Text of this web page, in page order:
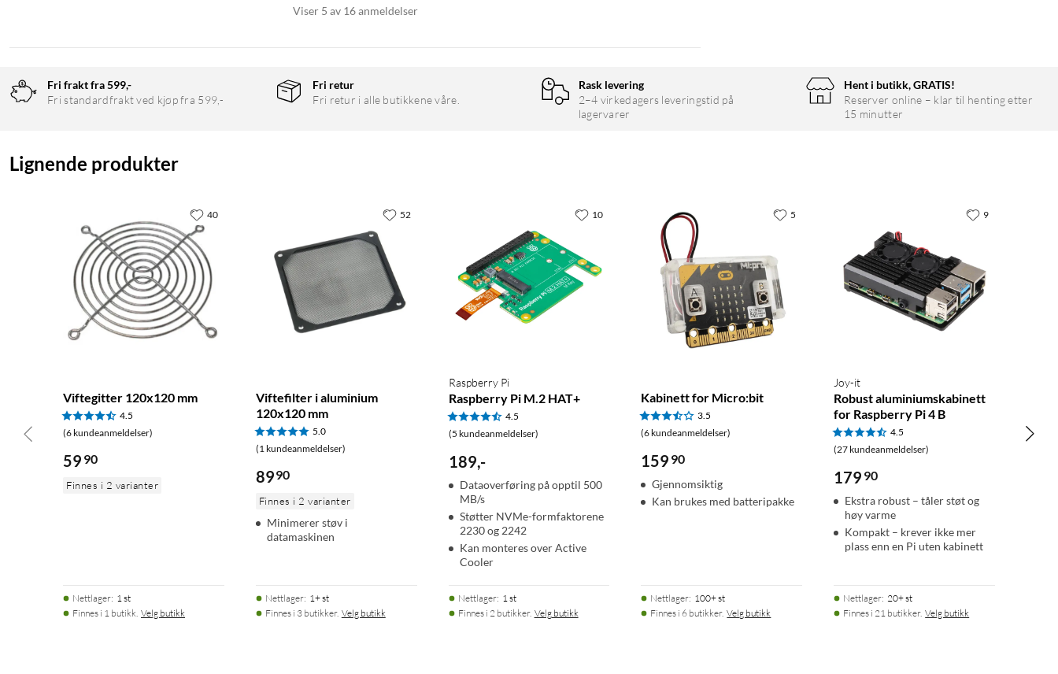
Viser 5 av 16 anmeldelser
Fri frakt fra 599,-
Fri standardfrakt ved kjøp fra 599,-
Fri retur
Fri retur i alle butikkene våre.
Rask levering
2–4 virkedagers leveringstid på
lagervarer
Hent i butikk, GRATIS!
Reserver online – klar til henting etter
15 minutter
Lignende produkter
Viftegitter 120x120 mm
4.5
(6 kundeanmeldelser)
59 90
Finnes i 2 varianter
Nettlager: 1 st
Finnes i 1 butikk. Velg butikk
40
Viftefilter i aluminium
120x120 mm
5.0
(1 kundeanmeldelser)
8990
Finnes i 2 varianter
Minimerer støv i
datamaskinen
Nettlager: 1+ st
Finnes i 3 butikker. Velg butikk
52
Raspberry Pi
Raspberry Pi M.2 HAT+
4.5
(5 kundeanmeldelser)
189,-
Dataoverføring på opptil 500
MB/s
Støtter NVMe-formfaktorene
2230 og 2242
Kan monteres over Active
Cooler
Nettlager: 1 st
Finnes i 2 butikker. Velg butikk
10
Kabinett for Micro:bit
3.5
(6 kundeanmeldelser)
159 90
Gjennomsiktig
Kan brukes med batteripakke
Nettlager: 100+ st
Finnes i 6 butikker. Velg butikk
5
Joy-it
Robust aluminiumskabinett
for Raspberry Pi 4 B
4.5
(27 kundeanmeldelser)
179 90
Ekstra robust – tåler støt og
høy varme
Kompakt – krever ikke mer
plass enn en Pi uten kabinett
Nettlager: 20+ st
Finnes i 21 butikker. Velg butikk
9